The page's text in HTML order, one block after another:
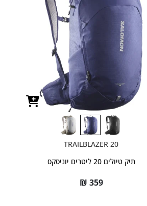
TRAILBLAZER 20
תיק טיולים 20 ליטרים יוניסקס
₪ 359